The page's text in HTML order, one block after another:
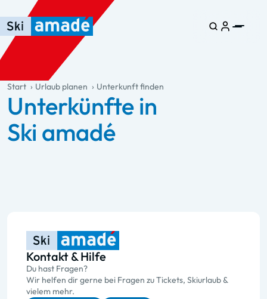
Zum Haupt-Inhalt springen
Springe zur Tabelle
Zur Haupt-Navigation springen
general.table-of-content
Start Urlaub planen Unterkunft finden
Unterkünfte in
Ski amadé
Kontakt & Hilfe
Du hast Fragen?
Wir helfen dir gerne bei Fragen zu Tickets, Skiurlaub &
vielem mehr.